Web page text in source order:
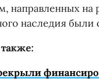
направленных на
наследия были